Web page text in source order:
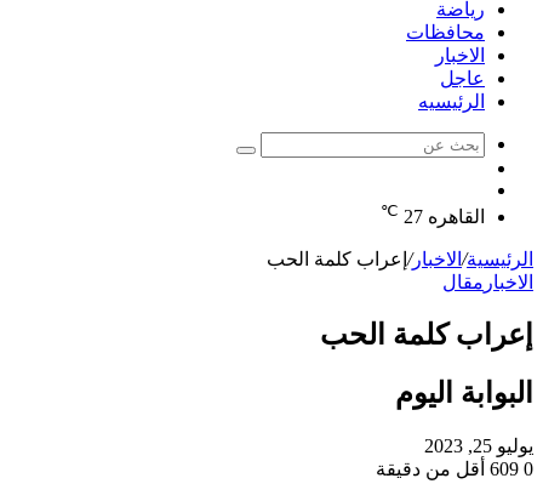
رياضة
محافظات
الاخبار
عاجل
الرئيسيه
بحث
عشوائي
القاهره 27
℃
الرئيسية/ الاخبار/ إعراب كلمة الحب
الاخبار مقال
إعراب كلمة الحب
البوابة اليوم
يوليو 25, 2023
0
أقل من دقيقة